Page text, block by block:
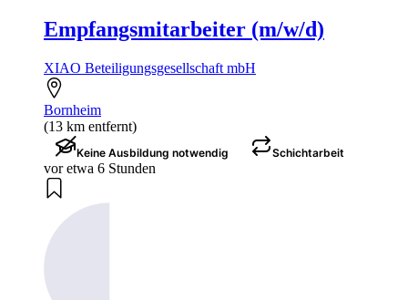
Empfangsmitarbeiter (m/w/d)
XIAO Beteiligungsgesellschaft mbH
Bornheim
(13 km entfernt)
Keine Ausbildung notwendig Schichtarbeit
vor etwa 6 Stunden